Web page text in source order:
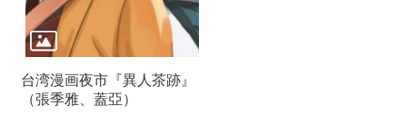
ク
ー
台湾漫画夜市『異人茶跡』
（張季雅、蓋亞）